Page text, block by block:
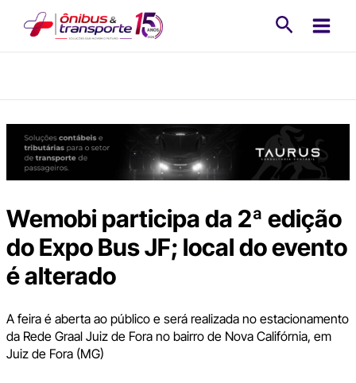
Wemobi participa da 2ª edição
do Expo Bus JF; local do evento
é alterado
A feira é aberta ao público e será realizada no estacionamento
da Rede Graal Juiz de Fora no bairro de Nova Califórnia, em
Juiz de Fora (MG)